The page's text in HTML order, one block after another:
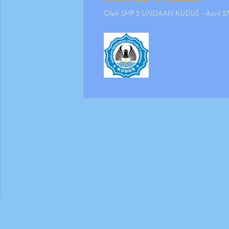
keselarasan
Oleh SMP 2 UNDAAN KUDUS - April